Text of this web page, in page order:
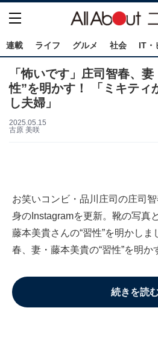
連載 ライフ グルメ 社会 IT・
「怖いです」庄司智春、
性”を明かす！ 「ミキティ
し夫婦」
2025.05.15
古原 美咲
お笑いコンビ・品川庄司の庄司
身のInstagramを更新。靴の写真
藤本美貴さんの“習性”を明かし
春、妻・藤本美貴の“習性”を明か
続きを読